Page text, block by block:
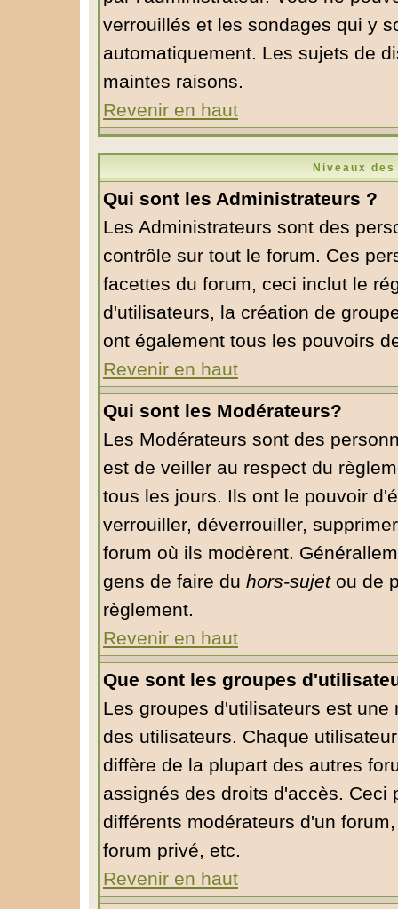
verrouillés et les sondages qui y
automatiquement. Les sujets de
maintes raisons.
Revenir en haut
Niveaux
Qui sont les Administrateurs ?
Les Administrateurs sont des
contrôle sur tout le forum. Ces
facettes du forum, ceci inclut le
d'utilisateurs, la création de
ont également tous les pouvoirs
Revenir en haut
Qui sont les Modérateurs?
Les Modérateurs sont des
est de veiller au respect du
tous les jours. Ils ont le pouvoir
verrouiller, déverrouiller,
forum où ils modèrent.
gens de faire du hors-sujetou de
règlement.
Revenir en haut
Que sont les groupes
Les groupes d'utilisateurs est
des utilisateurs. Chaque
diffère de la plupart des autres
assignés des droits d'accès. Ceci
différents modérateurs d'un
forum privé, etc.
Revenir en haut